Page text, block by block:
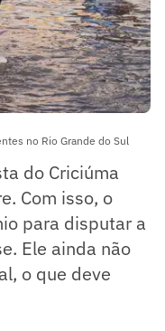
no Rio Grande do Sul
do Criciúma
Com isso, o
para disputar a
Ele ainda não
o que deve